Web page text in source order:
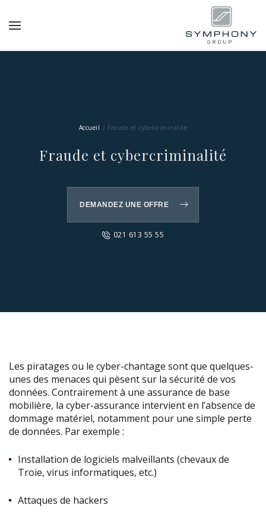
Accueil Fraude et cybercriminalité
Fraude et cybercriminalité
DEMANDEZ UNE OFFRE
021 613 55 55
Les piratages ou le cyber-chantage sont que quelques-
unes des menaces qui pèsent sur la sécurité de vos
données. Contrairement à une assurance de base
mobilière, la cyber-assurance intervient en l’absence de
dommage matériel, notamment pour une simple perte
de données. Par exemple :
Installation de logiciels malveillants (chevaux de
Troie, virus informatiques, etc.)
Attaques de hackers